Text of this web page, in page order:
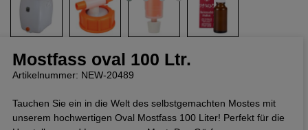
Mostfass oval 100 Ltr.
Artikelnummer: NEW-20489
Tauchen Sie ein in die Welt des selbstgemachten Mostes mit
unserem hochwertigen Oval Mostfass 100 Liter! Perfekt für die